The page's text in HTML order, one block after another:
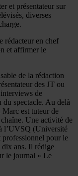
et présentateur sur
diverses
rédacteur en chef
et affirmer le
de la rédaction
des JT ou
de
du spectacle. Au delà
est tuteur de
Une activité de
l’UVSQ (Université
pour le
dix ans. Il rédige
le journal « Le